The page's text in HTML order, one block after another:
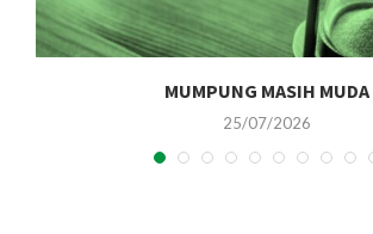
MUMPUNG MASIH MUDA
25/07/2026